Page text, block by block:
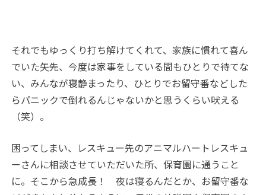
それでもゆっくり打ち解けてくれて、家族に慣れて喜ん
でいた矢先、今度は家事をしている間もひとりで待てな
い、みんなが寝静まったり、ひとりでお留守番などした
らパニックで倒れるんじゃないかと思うくらい吠える
（笑）。
困ってしまい、レスキュー先のアニマルハートレスキュ
ーさんに相談させていただいた所、保育園に通うこと
に。そこから急成長！ 夜は寝るんだとか、お留守番な